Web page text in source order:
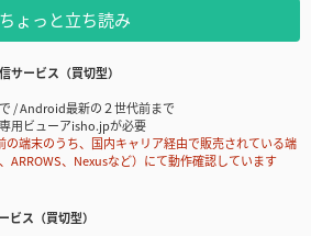
ちょっと立ち読み
サービス（買切型）
/ Android最新の２世代前まで
用ビューアisho.jpが必要
端末のうち、国内キャリア経由で販売されている端
ARROWS、Nexusなど）にて動作確認しています
ビス（買切型）